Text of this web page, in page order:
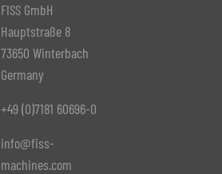
FISS GmbH
Hauptstraße 8
73650 Winterbach
Germany
+49 (0)7181 60696-0
info@fiss-
machines.com